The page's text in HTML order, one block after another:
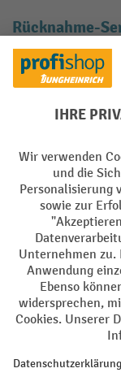
Rücknahme-
Elektrogeräte
Batterie
Barrierefreiheit
Alle Preise exkl.
¹ Der Rabatt gilt so
oder Gutscheinen ist